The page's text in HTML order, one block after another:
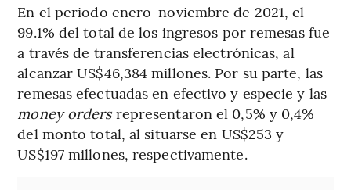
En el periodo enero-noviembre de 2021, el
99.1% del total de los ingresos por remesas fue
a través de transferencias electrónicas, al
alcanzar US$46,384 millones. Por su parte, las
remesas efectuadas en efectivo y especie y las
money ordersrepresentaron el 0,5% y 0,4%
del monto total, al situarse en US$253 y
US$197 millones, respectivamente.